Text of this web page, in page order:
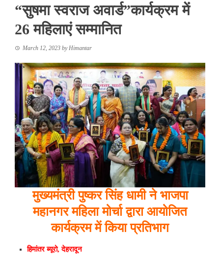
“सुषमा स्वराज अवार्ड”कार्यक्रम में
26 महिलाएं सम्मानित
March 12, 2023 byHimantar
मुख्यमंत्री पुष्कर सिंह धामी ने भाजपा
महानगर महिला मोर्चा द्वारा आयोजित
कार्यक्रम में किया प्रतिभाग
हिमांतर ब्यूरो, देहरादून